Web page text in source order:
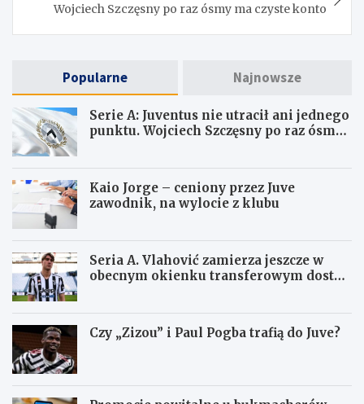
Wojciech Szczęsny po raz ósmy ma czyste konto
Popularne Najnowsze
Serie A: Juventus nie utracił ani jednego
punktu. Wojciech Szczęsny po raz ósmy
Kaio Jorge – ceniony przez Juve
zawodnik, na wylocie z klubu
Seria A. Vlahović zamierza jeszcze w
obecnym okienku transferowym dostać
Czy „Zizou” i Paul Pogba trafią do Juve?